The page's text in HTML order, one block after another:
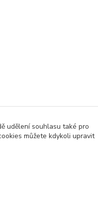
udělení souhlasu také pro
můžete kdykoli upravit